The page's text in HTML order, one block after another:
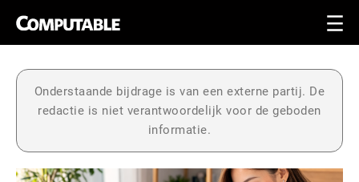
Onderstaande bijdrage is van een externe partij. De
redactie is niet verantwoordelijk voor de geboden
informatie.